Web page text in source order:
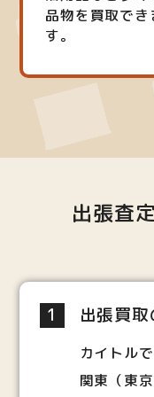
品物を買取でき
す。
出張査
1 出張買
カイトル
関東（東